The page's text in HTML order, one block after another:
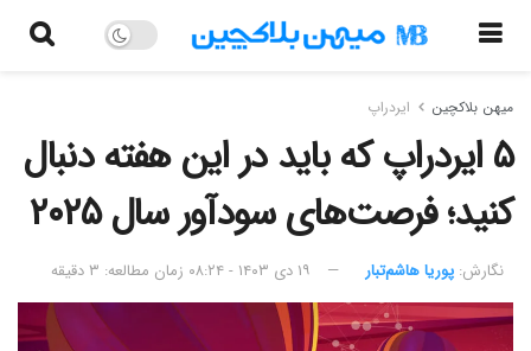
میهن بلاکچین ایردراپ
۵ ایردراپ که باید در این هفته دنبال
کنید؛ فرصت‌های سودآور سال ۲۰۲۵
نگارش:‌ پوریا هاشم‌تبار ۱۹ دی ۱۴۰۳ - ۰۸:۲۴ زمان مطالعه: ۳ دقیقه